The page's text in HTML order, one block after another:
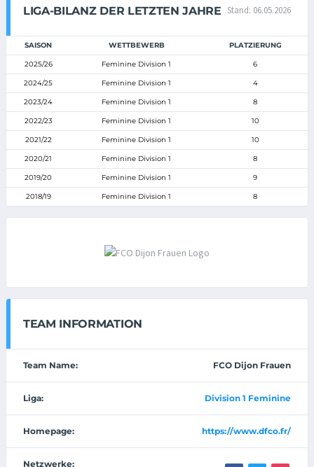
LIGA-BILANZ DER LETZTEN JAHRE Stand: 06.05.2026
SAISON WETTBEWERB PLATZIERUNG
2025/26 Feminine Division 1 6
2024/25 Feminine Division 1 4
2023/24 Feminine Division 1 8
2022/23 Feminine Division 1 10
2021/22 Feminine Division 1 10
2020/21 Feminine Division 1 8
2019/20 Feminine Division 1 9
2018/19 Feminine Division 1 8
TEAM INFORMATION
Team Name: FCO Dijon Frauen
Liga: Division 1 Feminine
Homepage: https://www.dfco.fr/
Netzwerke: